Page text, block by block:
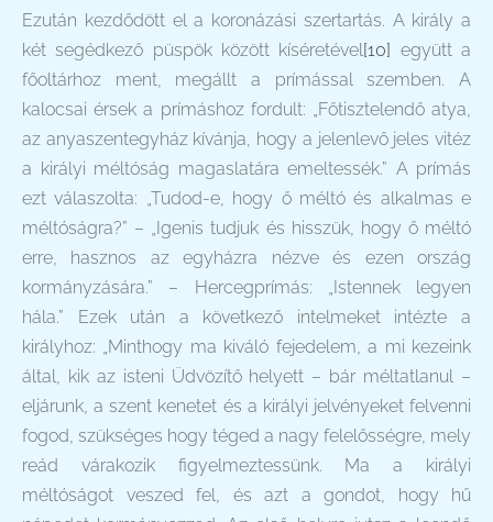
Ezután kezdődött el a koronázási szertartás. A király a
két segédkező püspök között kíséretével[10] együtt a
főoltárhoz ment, megállt a prímással szemben. A
kalocsai érsek a prímáshoz fordult: „Főtisztelendő atya,
az anyaszentegyház kívánja, hogy a jelenlevő jeles vitéz
a királyi méltóság magaslatára emeltessék.” A prímás
ezt válaszolta: „Tudod-e, hogy ő méltó és alkalmas e
méltóságra?” – „Igenis tudjuk és hisszük, hogy ő méltó
erre, hasznos az egyházra nézve és ezen ország
kormányzására.” – Hercegprímás: „Istennek legyen
hála.” Ezek után a következő intelmeket intézte a
királyhoz: „Minthogy ma kiváló fejedelem, a mi kezeink
által, kik az isteni Üdvözítő helyett – bár méltatlanul –
eljárunk, a szent kenetet és a királyi jelvényeket felvenni
fogod, szükséges hogy téged a nagy felelősségre, mely
reád várakozik figyelmeztessünk. Ma a királyi
méltóságot veszed fel, és azt a gondot, hogy hű